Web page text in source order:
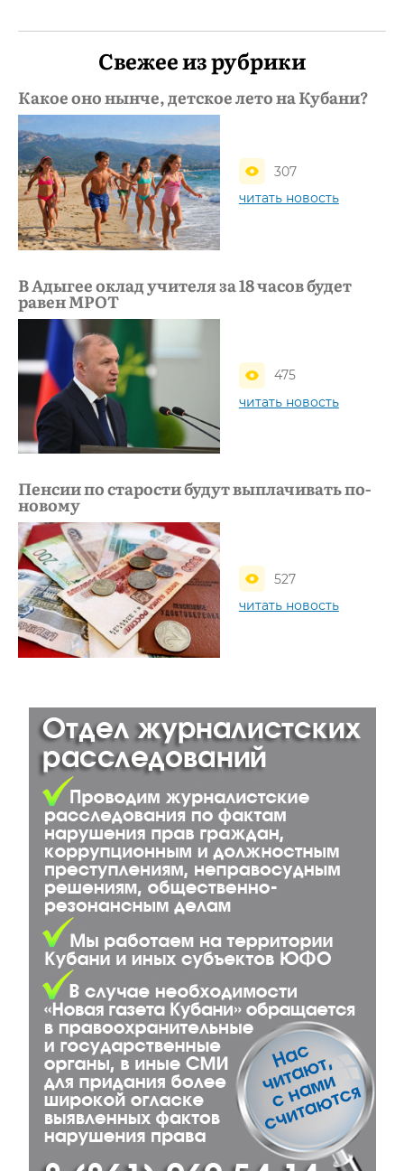
Свежее из рубрики
Какое оно нынче, детское лето на Кубани?
307
читать новость
В Адыгее оклад учителя за 18 часов будет
равен МРОТ
475
читать новость
Пенсии по старости будут выплачивать по-
новому
527
читать новость